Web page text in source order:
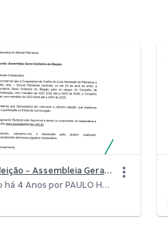
Aviso de Eleição - Assembleia Geral Ordinária de Eleição
Modificado há 4 Anos por PAULO HENRIQUE ABREU NEIVA.